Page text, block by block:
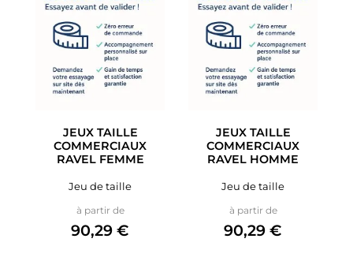
JEUX TAILLE
COMMERCIAUX
RAVEL FEMME
Jeu de taille
à partir dePrix
90,29 €
JEUX TAILLE
COMMERCIAUX
RAVEL HOMME
Jeu de taille
à partir dePrix
90,29 €